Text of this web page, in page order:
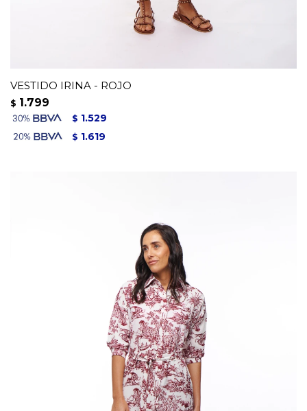
VESTIDO IRINA - ROJO
$ 1.799
$ 1.529
$ 1.619